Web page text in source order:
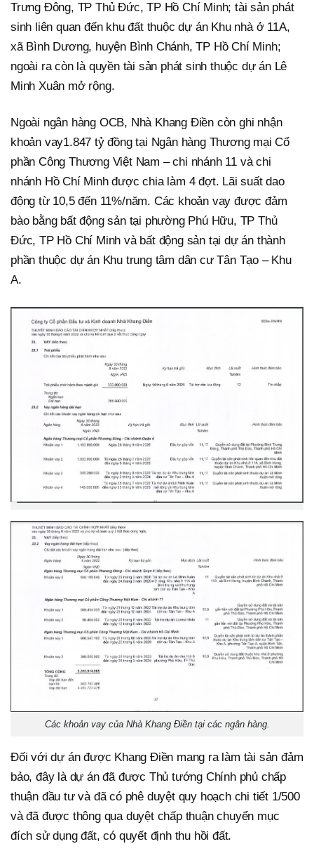
Trưng Đông, TP Thủ Đức, TP Hồ Chí Minh; tài sản phát
sinh liên quan đến khu đất thuộc dự án Khu nhà ở 11A,
xã Bình Dương, huyện Bình Chánh, TP Hồ Chí Minh;
ngoài ra còn là quyền tài sản phát sinh thuộc dự án Lê
Minh Xuân mở rộng.
Ngoài ngân hàng OCB, Nhà Khang Điền còn ghi nhận
khoản vay1.847 tỷ đồng tại Ngân hàng Thương mại Cổ
phần Công Thương Việt Nam – chi nhánh 11 và chi
nhánh Hồ Chí Minh được chia làm 4 đợt. Lãi suất dao
động từ 10,5 đến 11%/năm. Các khoản vay được đảm
bào bằng bất động sản tại phường Phú Hữu, TP Thủ
Đức, TP Hồ Chí Minh và bất động sản tại dự án thành
phần thuộc dự án Khu trung tâm dân cư Tân Tạo – Khu
A.
Các khoản vay của Nhà Khang Điền tại các ngân hàng.
Đối với dự án được Khang Điền mang ra làm tài sản đảm
bảo, đây là dự án đã được Thủ tướng Chính phủ chấp
thuận đầu tư và đã có phê duyệt quy hoạch chi tiết 1/500
và đã được thông qua duyệt chấp thuận chuyển mục
đích sử dụng đất, có quyết định thu hồi đất.